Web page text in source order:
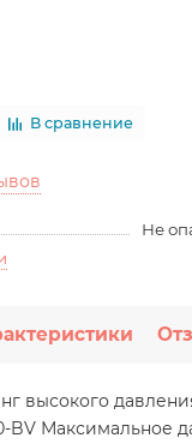
В сравнение
Не
высокого
BV Максимальное